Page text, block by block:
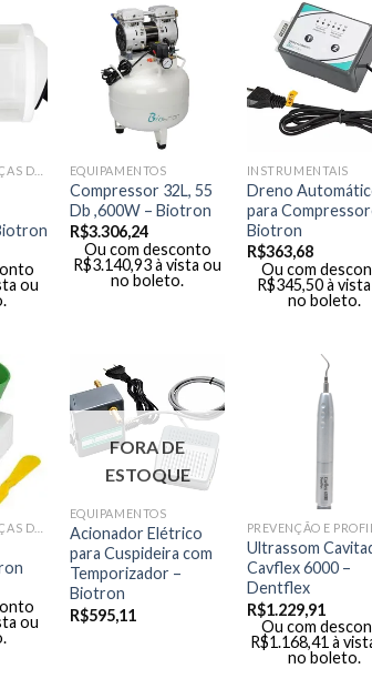
ou
EQUIPAMENTOS
Compressor 32L, 55
Db ,600W – Biotron
R$3.306,24
Ou com desconto
R$3.140,93à vista ou
no boleto.
INSTRUMENTAIS
Dreno
para
Biotron
R$363,68
Ou com
R$345,50 à
no boleto.
ou
FORA DE
ESTOQUE
EQUIPAMENTOS
Acionador Elétrico
para Cuspideira com
Temporizador –
Biotron
R$595,11
Ultrassom
Cavflex 6000 –
Dentflex
R$1.229,91
Ou com
R$1.168,41 à
no boleto.